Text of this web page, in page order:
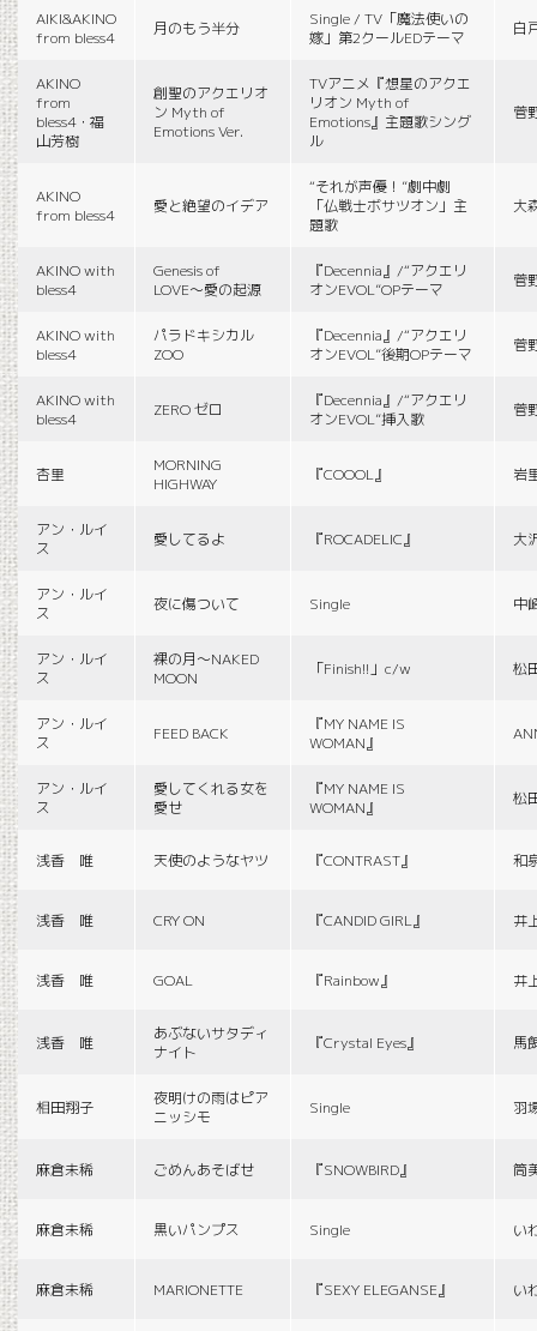
AIKI&AKINO
from bless4
月のもう半分
Single / TV「魔法使いの
嫁」第2クールEDテーマ
白
AKINO
from
bless4・福
山芳樹
創聖のアクエリオ
ン Myth of
Emotions Ver.
TVアニメ『想星のアクエ
リオン Myth of
Emotions』主題歌シング
ル
菅
AKINO
from bless4
愛と絶望のイデア
“それが声優！”劇中劇
「仏戦士ボサツオン」主
題歌
大
AKINO with
bless4
Genesis of
LOVE〜愛の起源
『Decennia』/“アクエリ
オンEVOL”OPテーマ
菅
AKINO with
bless4
パラドキシカル
ZOO
『Decennia』/“アクエリ
オンEVOL”後期OPテーマ
菅
AKINO with
bless4
ZERO ゼロ
『Decennia』/“アクエリ
オンEVOL”挿入歌
菅
杏里
MORNING
HIGHWAY
『COOOL』 岩
アン・ルイ
ス
愛してるよ 『ROCADELIC』 大
アン・ルイ
ス
夜に傷ついて Single 中
アン・ルイ
ス
裸の月〜NAKED
MOON
「Finish!!」c/w 松
アン・ルイ
ス
FEED BACK
『MY NAME IS
WOMAN』
アン・ルイ
ス
愛してくれる女を
愛せ
『MY NAME IS
WOMAN』
松
浅香 唯 天使のようなヤツ 『CONTRAST』 和
浅香 唯 CRY ON 『CANDID GIRL』 井
浅香 唯 GOAL 『Rainbow』 井
浅香 唯
あぶないサタディ
ナイト
『Crystal Eyes』 馬
相田翔子
夜明けの雨はピア
ニッシモ
Single 羽
麻倉未稀 ごめんあそばせ 『SNOWBIRD』 筒
麻倉未稀 黒いパンプス Single い
麻倉未稀 MARIONETTE 『SEXY ELEGANSE』 い